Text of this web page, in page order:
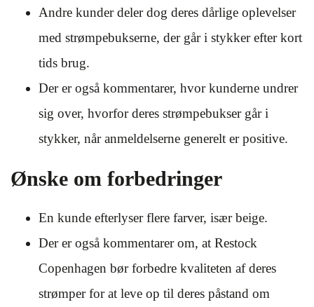
Andre kunder deler dog deres dårlige oplevelser
med strømpebukserne, der går i stykker efter kort
tids brug.
Der er også kommentarer, hvor kunderne undrer
sig over, hvorfor deres strømpebukser går i
stykker, når anmeldelserne generelt er positive.
Ønske om forbedringer
En kunde efterlyser flere farver, især beige.
Der er også kommentarer om, at Restock
Copenhagen bør forbedre kvaliteten af deres
strømper for at leve op til deres påstand om